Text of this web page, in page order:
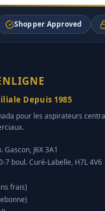
Shopper Approved
Depuis 1985
pour les aspirateurs
J6X 3A1
7 boul. Curé-Labelle, H7L 4V6
frais)